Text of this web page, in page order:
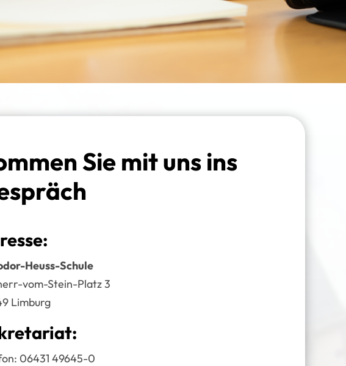
Sie mit uns ins
Heuss-Schule
vom-Stein-Platz 3
Limburg
06431 49645-0